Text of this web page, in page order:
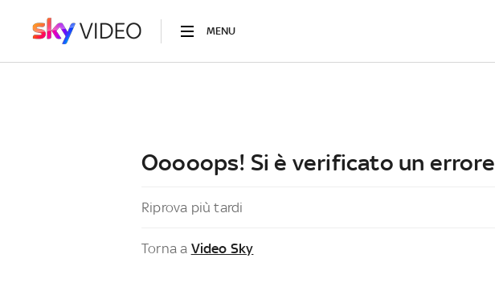
MENU
Ooooops! Si è verificato un errore
Riprova più tardi
Torna a Video Sky